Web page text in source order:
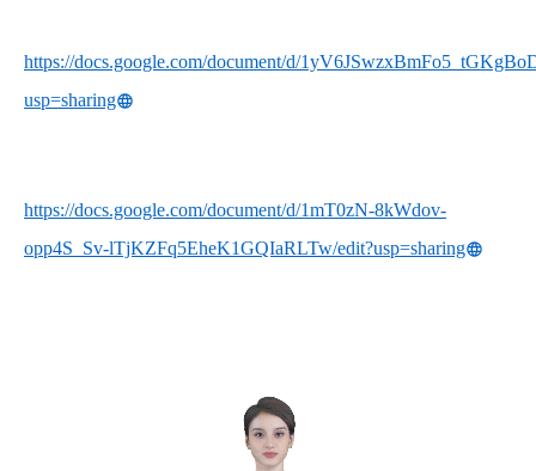
https://docs.google.com/document/d/
usp=sharing
https://docs.google.com/document/d/1mT0zN-8kWdov-
opp4S_Sv-lTjKZFq5EheK1GQIaRLTw/edit?usp=sharing